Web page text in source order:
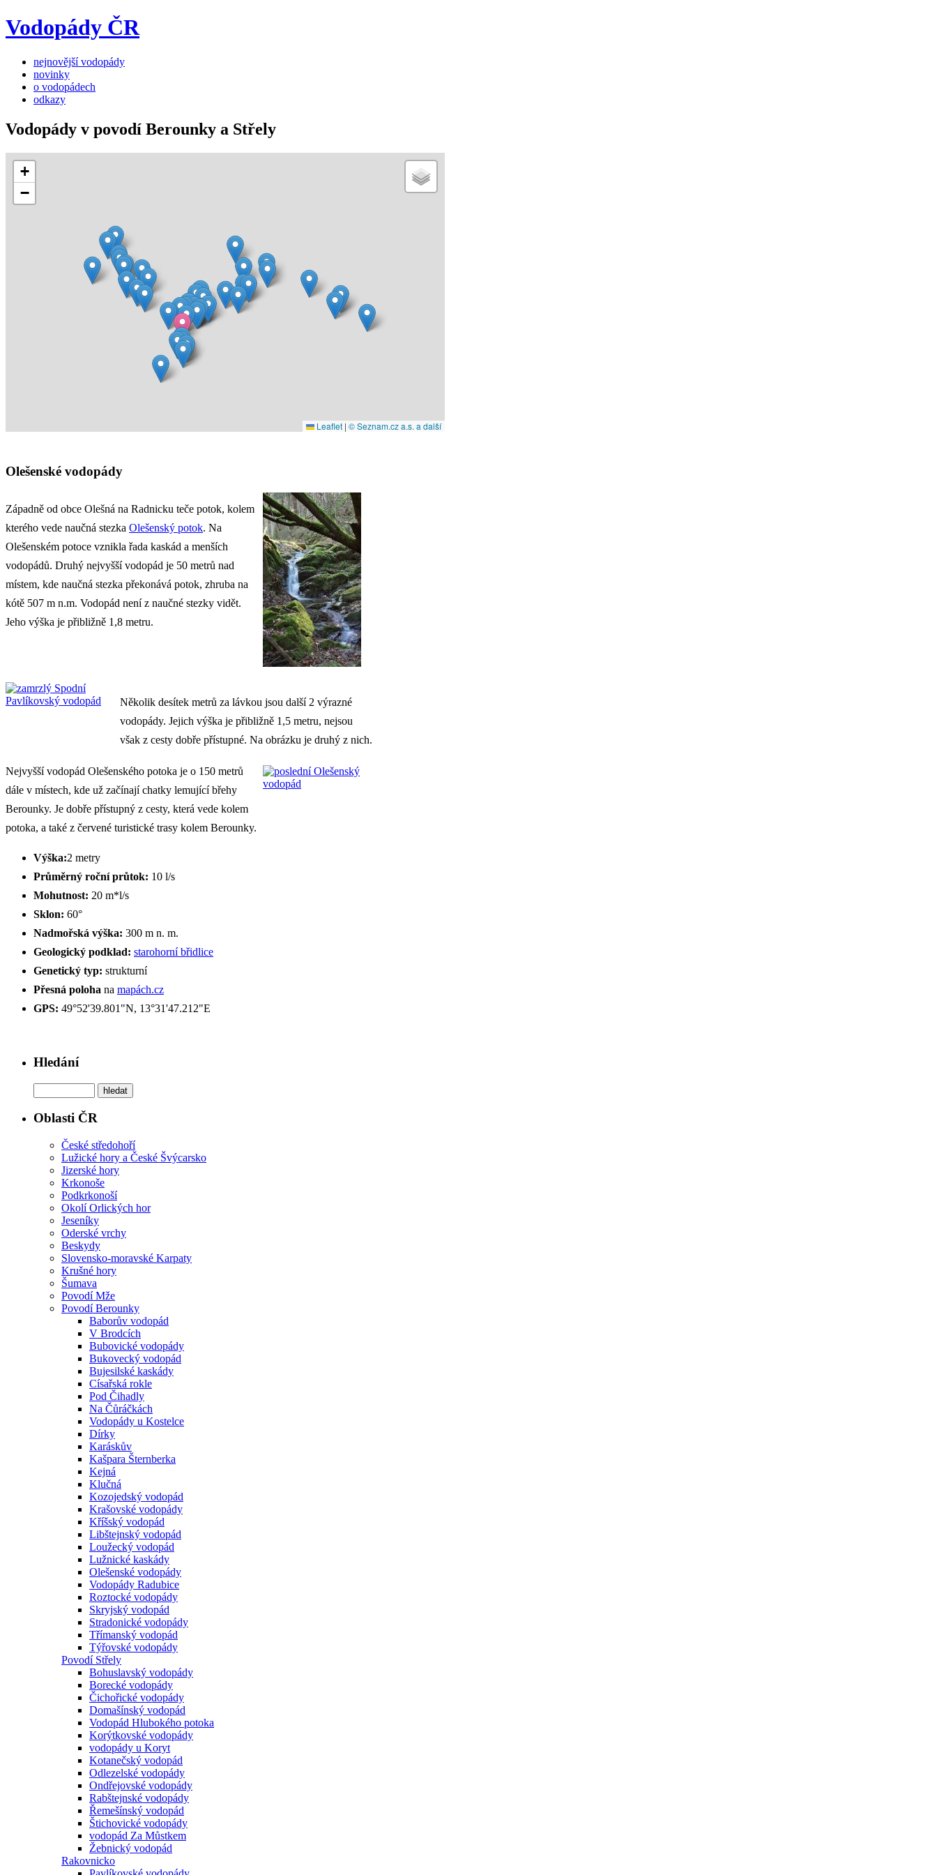
Vodopády ČR
nejnovější vodopády
novinky
o vodopádech
odkazy
Vodopády v povodí Berounky a Střely
+
−
Leaflet | © Seznam.cz a.s. a další
Olešenské vodopády
Západně od obce Olešná na Radnicku teče potok, kolem
kterého vede naučná stezka Olešenský potok. Na
Olešenském potoce vznikla řada kaskád a menších
vodopádů. Druhý nejvyšší vodopád je 50 metrů nad
místem, kde naučná stezka překonává potok, zhruba na
kótě 507 m n.m. Vodopád není z naučné stezky vidět.
Jeho výška je přibližně 1,8 metru.
Několik desítek metrů za lávkou jsou další 2 výrazné
vodopády. Jejich výška je přibližně 1,5 metru, nejsou
však z cesty dobře přístupné. Na obrázku je druhý z nich.
Nejvyšší vodopád Olešenského potoka je o 150 metrů
dále v místech, kde už začínají chatky lemující břehy
Berounky. Je dobře přístupný z cesty, která vede kolem
potoka, a také z červené turistické trasy kolem Berounky.
Výška:2 metry
Průměrný roční průtok: 10 l/s
Mohutnost: 20 m*l/s
Sklon: 60°
Nadmořská výška: 300 m n. m.
Geologický podklad: starohorní břidlice
Genetický typ: strukturní
Přesná poloha na mapách.cz
GPS: 49°52'39.801"N, 13°31'47.212"E
Hledání
Oblasti ČR
České středohoří
Lužické hory a České Švýcarsko
Jizerské hory
Krkonoše
Podkrkonoší
Okolí Orlických hor
Jeseníky
Oderské vrchy
Beskydy
Slovensko-moravské Karpaty
Krušné hory
Šumava
Povodí Mže
Povodí Berounky
Baborův vodopád
V Brodcích
Bubovické vodopády
Bukovecký vodopád
Bujesilské kaskády
Císařská rokle
Pod Čihadly
Na Čůráčkách
Vodopády u Kostelce
Dírky
Karáskův
Kašpara Šternberka
Kejná
Klučná
Kozojedský vodopád
Krašovské vodopády
Kříšský vodopád
Libštejnský vodopád
Loužecký vodopád
Lužnické kaskády
Olešenské vodopády
Vodopády Radubice
Roztocké vodopády
Skryjský vodopád
Stradonické vodopády
Třímanský vodopád
Týřovské vodopády
Povodí Střely
Bohuslavský vodopády
Borecké vodopády
Čichořické vodopády
Domašínský vodopád
Vodopád Hlubokého potoka
Korýtkovské vodopády
vodopády u Koryt
Kotanečský vodopád
Odlezelské vodopády
Ondřejovské vodopády
Rabštejnské vodopády
Řemešínský vodopád
Štichovické vodopády
vodopád Za Můstkem
Žebnický vodopád
Rakovnicko